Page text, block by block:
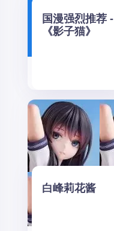
国漫强烈推荐 -
《影子猫》
白峰莉花酱